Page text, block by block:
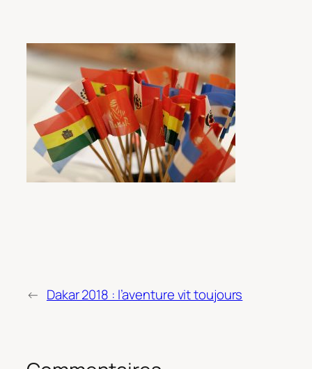
← Dakar 2018 : l’aventure vit toujours